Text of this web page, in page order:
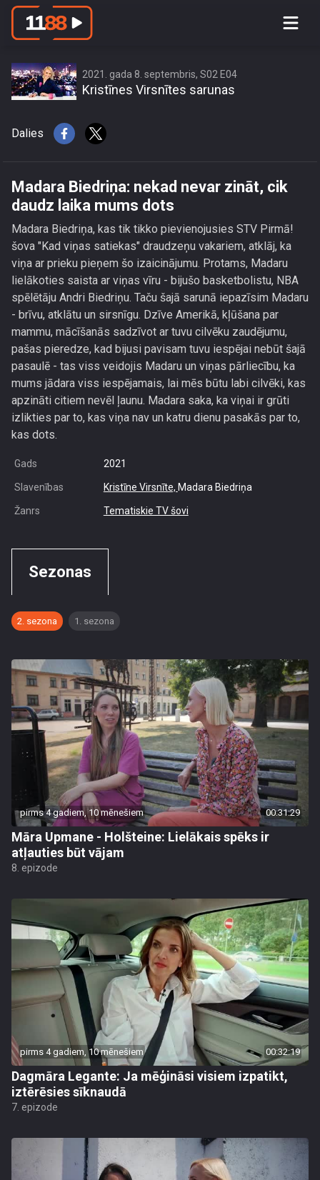
Madara Biedriņa: nekad nevar zināt,
2021. gada 8. septembris, S02 E04
Kristīnes Virsnītes sarunas
Dalies
Madara Biedriņa: nekad nevar zināt, cik
daudz laika mums dots
Madara Biedriņa, kas tik tikko pievienojusies STV Pirmā!
šova "Kad viņas satiekas" draudzeņu vakariem, atklāj, ka
viņa ar prieku pieņem šo izaicinājumu. Protams, Madaru
lielākoties saista ar viņas vīru - bijušo basketbolistu, NBA
spēlētāju Andri Biedriņu. Taču šajā sarunā iepazīsim Madaru
- brīvu, atklātu un sirsnīgu. Dzīve Amerikā, kļūšana par
mammu, mācīšanās sadzīvot ar tuvu cilvēku zaudējumu,
pašas pieredze, kad bijusi pavisam tuvu iespējai nebūt šajā
pasaulē - tas viss veidojis Madaru un viņas pārliecību, ka
mums jādara viss iespējamais, lai mēs būtu labi cilvēki, kas
apzināti citiem nevēl ļaunu. Madara saka, ka viņai ir grūti
izlikties par to, kas viņa nav un katru dienu pasakās par to,
kas dots.
Gads 2021
Slavenības Kristīne Virsnīte, Madara Biedriņa
Žanrs Tematiskie TV šovi
Sezonas
2. sezona 1. sezona
pirms 4 gadiem, 10 mēnešiem 00:31:29
Māra Upmane - Holšteine: Lielākais spēks ir
atļauties būt vājam
8. epizode
pirms 4 gadiem, 10 mēnešiem 00:32:19
Dagmāra Legante: Ja mēģināsi visiem izpatikt,
iztērēsies sīknaudā
7. epizode